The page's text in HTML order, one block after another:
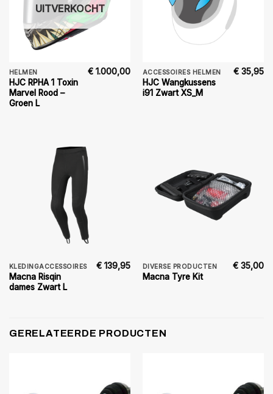
UITVERKOCHT
HELMEN
HJC RPHA 1 Toxin
Marvel Rood –
Groen L
€ 1.000,00 ACCESSOIRES HELMEN
HJC Wangkussens
i91 Zwart XS_M
€ 35,95
KLEDINGACCESSOIRES
Macna Risqin
dames Zwart L
€ 139,95 DIVERSE PRODUCTEN
Macna Tyre Kit
€ 35,00
GERELATEERDE PRODUCTEN